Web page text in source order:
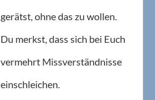
gerätst, ohne das zu wollen.
Du merkst, dass sich bei Euch
vermehrt Missverständnisse
einschleichen.